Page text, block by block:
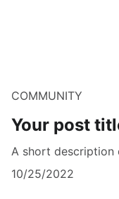
COMMUNITY
Your post
A short
10/25/2022